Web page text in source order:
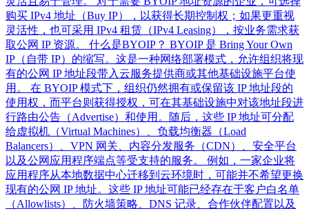
购买 IPv4 地址（Buy IP），以获得长期控制权；如果更重视
灵活性，也可采用 IPv4 租赁（IPv4 Leasing），按业务需求获
取公网 IP 资源。 什么是BYOIP？ BYOIP 是 Bring Your Own
IP（自带 IP）的缩写。这是一种网络部署模式，允许组织将现
有的公网 IP 地址段带入云服务提供商或其他基础设施平台使
用。 在 BYOIP 模式下，组织仍然拥有或保留该 IP 地址段的
使用权，而平台则获得授权，可在其基础设施中对该地址段进
行路由公告（Advertise）和使用。随后，这些 IP 地址可分配
给虚拟机（Virtual Machines）、负载均衡器（Load
Balancers）、VPN 网关、内容分发服务（CDN）、安全平台
以及公网应用程序端点等受支持的服务。 例如，一家企业将
应用程序从本地数据中心迁移到云环境时，可能并不希望更换
现有的公网 IP 地址。这些 IP 地址可能已经存在于客户白名单
（Allowlists）、防火墙策略、DNS 记录、合作伙伴配置以及